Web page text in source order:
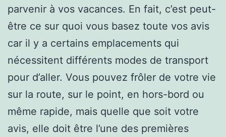
parvenir à vos vacances. En fait, c’est peut-
être ce sur quoi vous basez toute vos avis
car il y a certains emplacements qui
nécessitent différents modes de transport
pour d’aller. Vous pouvez frôler de votre vie
sur la route, sur le point, en hors-bord ou
même rapide, mais quelle que soit votre
avis, elle doit être l’une des premières